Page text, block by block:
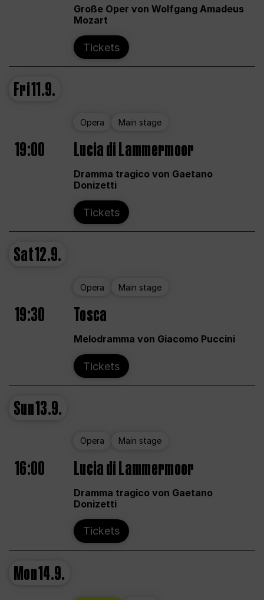
Große Oper von Wolfgang Amadeus
Mozart
Tickets
Fri11.9.
Opera Main stage
19:00 Lucia di Lammermoor
Dramma tragico von Gaetano
Donizetti
Tickets
Sat12.9.
Opera Main stage
19:30 Tosca
Melodramma von Giacomo Puccini
Tickets
Sun13.9.
Opera Main stage
16:00 Lucia di Lammermoor
Dramma tragico von Gaetano
Donizetti
Tickets
Mon14.9.